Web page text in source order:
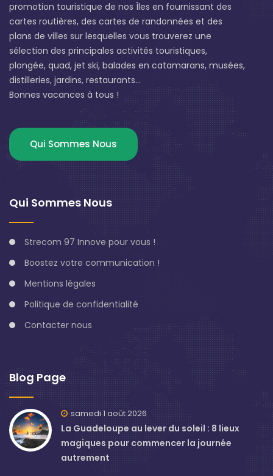
promotion touristique de nos Îles en fournissant des
cartes routières, des cartes de randonnées et des
plans de villes sur lesquelles vous trouverez une
sélection des principales activités touristiques,
plongée, quad, jet ski, balades en catamarans, musées,
distilleries, jardins, restaurants...
Bonnes vacances à tous !
Qui Sommes Nous
Qui Sommes Nous
Strecom 97 Innove pour vous !
Boostez votre communication !
Mentions légales
Politique de confidentialité
Contacter nous
Blog Page
samedi 1 août 2026
La Guadeloupe au lever du soleil : 8 lieux
magiques pour commencer la journée
autrement